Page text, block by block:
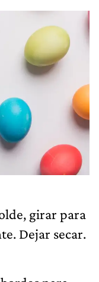
girar para
Dejar secar.